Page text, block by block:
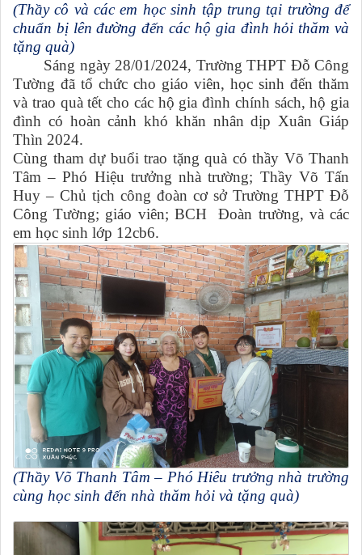
(Thầy cô và các em học sinh tập trung tại trường để
chuẩn bị lên đường đến các hộ gia đình hỏi thăm và
tặng quà)
Sáng ngày 28/01/2024, Trường THPT Đỗ Công
Tường đã tổ chức cho giáo viên, học sinh đến thăm
và trao quà tết cho các hộ gia đình chính sách, hộ gia
đình có hoàn cảnh khó khăn nhân dịp Xuân Giáp
Thìn 2024.
Cùng tham dự buổi trao tặng quà có thầy Võ Thanh
Tâm – Phó Hiệu trưởng nhà trường; Thầy Võ Tấn
Huy – Chủ tịch công đoàn cơ sở Trường THPT Đỗ
Công Tường; giáo viên; BCH Đoàn trường, và các
em học sinh lớp 12cb6.
(Thầy Võ Thanh Tâm – Phó Hiêu trưởng nhà trường
cùng học sinh đến nhà thăm hỏi và tặng quà)